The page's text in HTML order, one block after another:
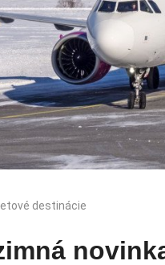
destinácie